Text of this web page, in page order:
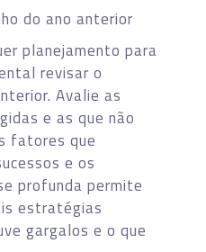
do ano anterior
planejamento para
revisar o
Avalie as
e as que não
fatores que
e os
profunda permite
estratégias
gargalos e o que